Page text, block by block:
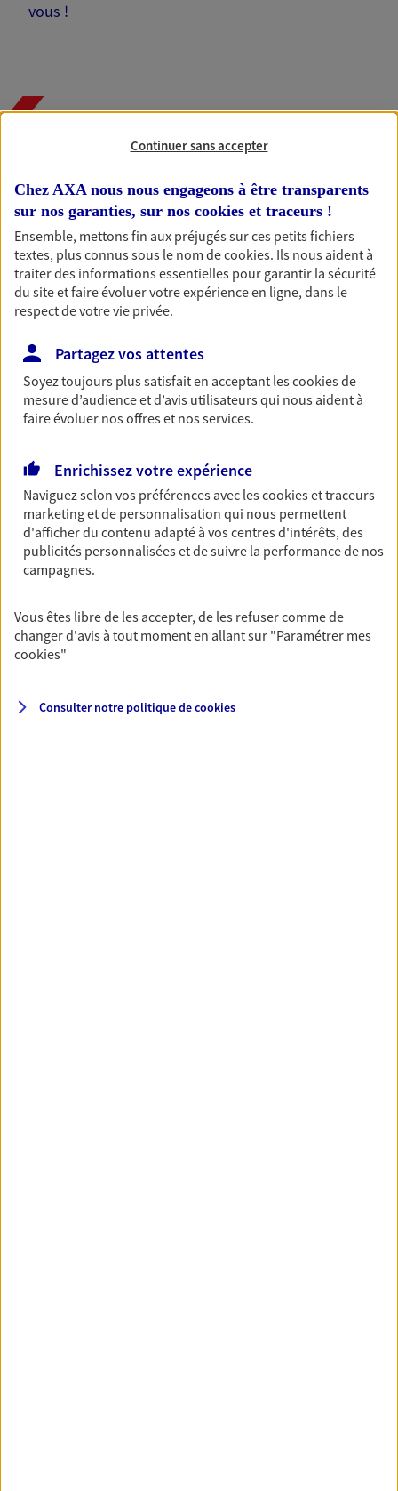
vous !
Épargne
Réalisez vos projets grâce à votre épargne : achat
immobilier, études des enfants ou voyage autour
du monde… Épargnez à votre rythme et
simplement, selon votre profil.
Découvrir les offres Épargne
Retraite
Préparez sereinement ce nouveau chapitre de
votre vie avec les conseils d'un expert. Découvrez
spécialement conçue pour la retraite.
Découvrir l'offre Retraite
Prévoyance
Pour un avenir serein, assurez-vous avec notre
d'accident ou de maladie en optant pour les
garanties incapacité temporaire totale de travail,
invalidité ou de décès.
Continuer sans accepter
Chez AXA nous nous engageons à être transparents
sur nos garanties, sur nos cookies et traceurs !
Ensemble, mettons fin aux préjugés sur ces petits fichiers
textes, plus connus sous le nom decookies. Ils nous aident à
traiter des informations essentielles pour garantir la sécurité
du site et faire évoluer votre expérience en ligne, dans le
respect de votre vie privée.
Partagez vos attentes
Soyez toujours plus satisfait en acceptant lescookiesde
mesure d’audience et d’avis utilisateurs qui nous aident à
faire évoluer nos offres et nos services.
Enrichissez votre expérience
Naviguez selon vos préférences avec lescookies et traceurs
marketing et de personnalisation qui nous permettent
d'afficher du contenu adapté à vos centres d'intérêts, des
publicités personnalisées et de suivre la performance de nos
campagnes.
Vous êtes libre de les accepter, de les refuser comme de
changer d'avis à tout moment en allant sur "Paramétrer mes
cookies"
Consulter notre politique decookies